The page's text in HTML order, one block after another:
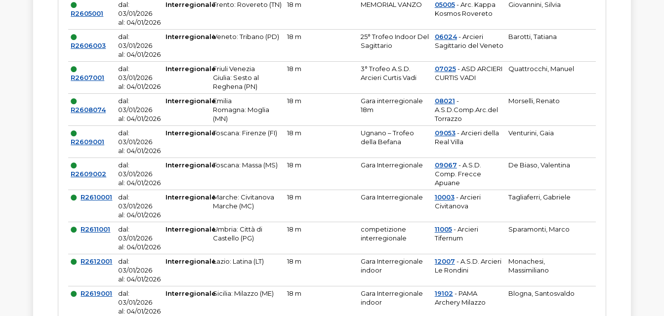
R2605001
dal:
03/01/2026
al: 04/01/2026
InterregionaleTrento: Rovereto (TN) 18 m MEMORIAL VANZO 05005- Arc. Kappa
Kosmos Rovereto
Giovannini, Silvia
R2606003
dal:
03/01/2026
al: 04/01/2026
InterregionaleVeneto: Tribano (PD) 18 m
25° Trofeo Indoor Del
Sagittario
06024- Arcieri
Sagittario del Veneto
Barotti, Tatiana
R2607001
dal:
03/01/2026
al: 04/01/2026
InterregionaleFriuli Venezia
Giulia: Sesto al
Reghena (PN)
18 m
3° Trofeo A.S.D.
Arcieri Curtis Vadi
07025- ASD ARCIERI
CURTIS VADI
Quattrocchi, Manuel
R2608074
dal:
03/01/2026
al: 04/01/2026
InterregionaleEmilia
Romagna: Moglia
(MN)
18 m
Gara interregionale
18m
08021 -
A.S.D.Comp.Arc.del
Torrazzo
Morselli, Renato
R2609001
dal:
03/01/2026
al: 04/01/2026
InterregionaleToscana: Firenze (FI) 18 m
Ugnano – Trofeo
della Befana
09053- Arcieri della
Real Villa
Venturini, Gaia
R2609002
dal:
03/01/2026
al: 04/01/2026
InterregionaleToscana: Massa (MS) 18 m Gara Interregionale 09067 - A.S.D.
Comp. Frecce
Apuane
De Biaso, Valentina
R2610001
dal:
03/01/2026
al: 04/01/2026
InterregionaleMarche: Civitanova
Marche (MC)
18 m Gara Interregionale 10003- Arcieri
Civitanova
Tagliaferri, Gabriele
R2611001
dal:
03/01/2026
al: 04/01/2026
InterregionaleUmbria: Città di
Castello (PG)
18 m
competizione
interregionale
11005- Arcieri
Tifernum
Sparamonti, Marco
R2612001
dal:
03/01/2026
al: 04/01/2026
InterregionaleLazio: Latina (LT) 18 m
Gara Interregionale
indoor
12007 - A.S.D. Arcieri
Le Rondini
Monachesi,
Massimiliano
R2619001
dal:
03/01/2026
al: 04/01/2026
InterregionaleSicilia: Milazzo (ME) 18 m
Gara Interregionale
indoor
19102 - PAMA
Archery Milazzo
Blogna, Santosvaldo